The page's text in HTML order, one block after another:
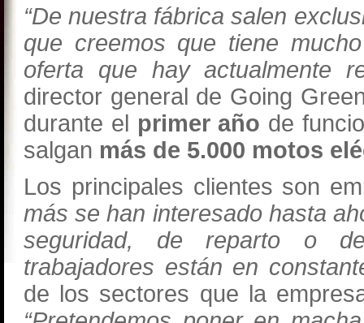
“De nuestra fábrica salen
que creemos que tiene
oferta que hay actualmente
director general de Going
durante el primer año de
salgan más de 5.000 motos
Los principales clientes son
más se han interesado hasta
seguridad, de reparto o de
trabajadores están en
de los sectores que la